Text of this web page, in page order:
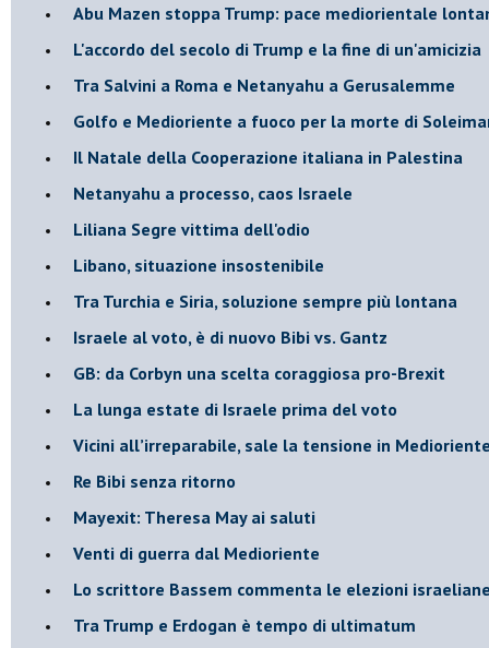
Abu Mazen stoppa Trump: pace mediorientale
L'accordo del secolo di Trump e la fine di un'amicizia
Tra Salvini a Roma e Netanyahu a Gerusalemme
Golfo e Medioriente a fuoco per la morte di
Il Natale della Cooperazione italiana in Palestina
Netanyahu a processo, caos Israele
Liliana Segre vittima dell'odio
Libano, situazione insostenibile
Tra Turchia e Siria, soluzione sempre più lontana
Israele al voto, è di nuovo Bibi vs. Gantz
GB: da Corbyn una scelta coraggiosa pro-Brexit
La lunga estate di Israele prima del voto
Vicini all’irreparabile, sale la tensione in
Re Bibi senza ritorno
Mayexit: Theresa May ai saluti
Venti di guerra dal Medioriente
Lo scrittore Bassem commenta le elezioni
Tra Trump e Erdogan è tempo di ultimatum